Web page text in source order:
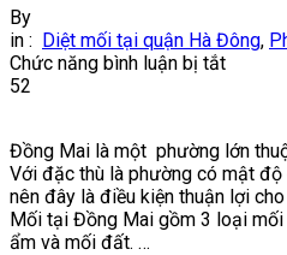
By
in : Diệt mối tại quận Hà Đông,
Chức năng bình luận bị tắtở
phường
Đồng
Mai
–
52
Đồng Mai là một phường lớn
Với đặc thù là phường có mật
nên đây là điều kiện thuận lợi
Mối tại Đồng Mai gồm 3 loại
ẩm và mối đất. …